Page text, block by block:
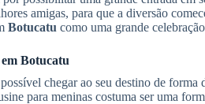
amigas, para que a diversão
Botucatu como uma grande
Botucatu
chegar ao seu destino de
para meninas costuma ser uma